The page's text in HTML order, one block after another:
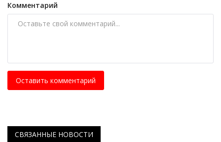
Комментарий
Оставить комментарий
СВЯЗАННЫЕ НОВОСТИ